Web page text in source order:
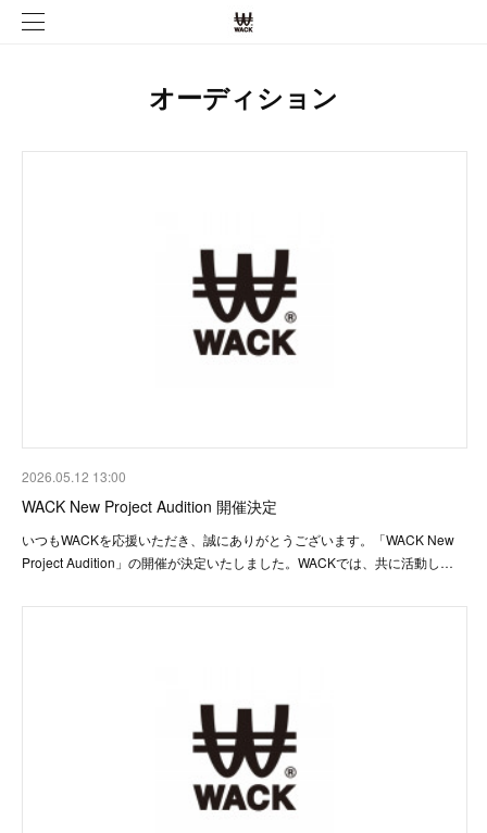
オーディション
2026.05.12 13:00
WACK New Project Audition 開催決定
いつもWACKを応援いただき、誠にありがとうございます。「WACK New
Project Audition」の開催が決定いたしました。WACKでは、共に活動し…